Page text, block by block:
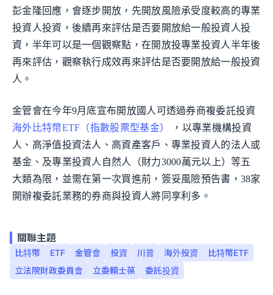
彭金隆回應，會逐步開放，先開放風險承受度較高的專業
投資人投資，後續再來評估是否要開放給一般投資人投
資，半年可以是一個觀察點，在開放投專業投資人半年後
再來評估，觀察執行成效再來評估是否要開放給一般投資
人。
金管會在今年9月底宣布開放國人可透過券商複委託投資
海外比特幣ETF（指數股票型基金）
，以專業機構投資
人、高淨值投資法人、高資產客戶、專業投資人的法人或
基金、及專業投資人自然人（財力3000萬元以上）等五
大類為限，並需在第一次買進前，簽妥風險預告書，38家
開辦複委託業務的券商與投資人將同享利多。
關聯主題
比特幣 ETF 金管會 投資 川普 海外投資
比特幣ETF
立法院財政委員會
立委賴士葆 委託投資